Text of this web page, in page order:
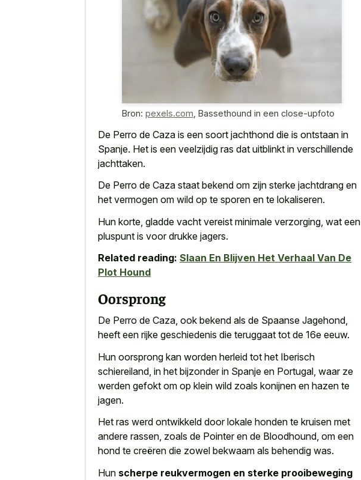
Bron: pexels.com Bassethound in een close-upfoto
De Perro de Caza is een soort jachthond die is ontstaan in
Spanje. Het is een veelzijdig ras dat uitblinkt in verschillende
jachttaken.
De Perro de Caza staat bekend om zijn sterke jachtdrang en
het vermogen om wild op te sporen en te lokaliseren.
Hun korte, gladde vacht vereist minimale verzorging, wat een
pluspunt is voor drukke jagers.
Related reading: Slaan En Blijven Het Verhaal Van De
Plot Hound
Oorsprong
De Perro de Caza, ook bekend als de Spaanse Jagehond,
heeft een rijke geschiedenis die teruggaat tot de 16e eeuw.
Hun oorsprong kan worden herleid tot het Iberisch
schiereiland, in het bijzonder in Spanje en Portugal, waar ze
werden gefokt om op klein wild zoals konijnen en hazen te
jagen.
Het ras werd ontwikkeld door lokale honden te kruisen met
andere rassen, zoals de Pointer en de Bloodhound, om een
hond te creëren die zowel bekwaam als behendig was.
Hun scherpe reukvermogen en sterke prooibeweging